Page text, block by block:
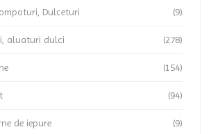
Dulceturi (9)
aluaturi dulci (278)
(154)
(94)
de iepure (9)